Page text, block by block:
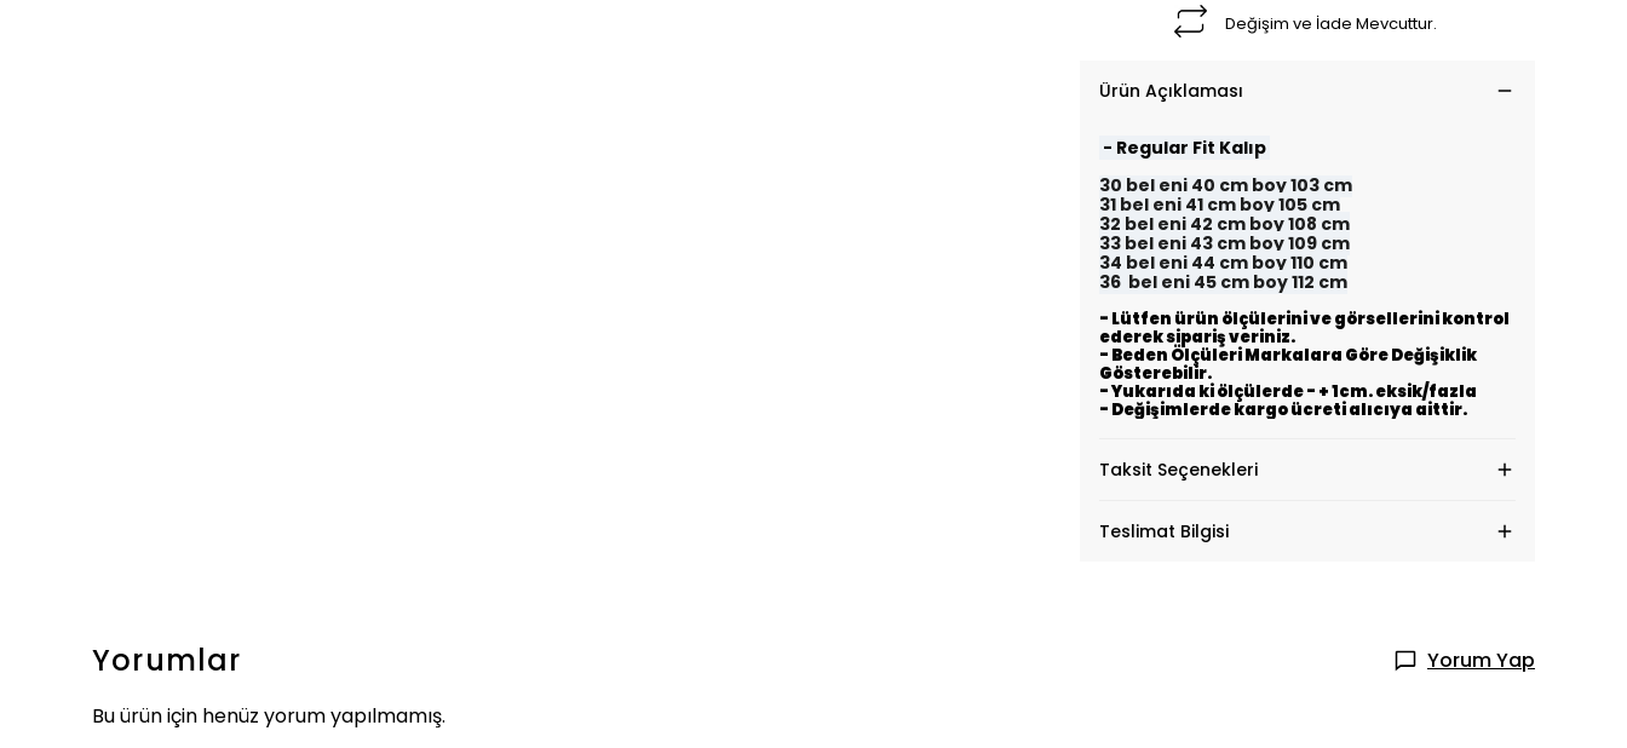
Değişim ve İade Mevcuttur.
Ürün Açıklaması
- Regular Fit Kalıp
30 bel eni 40 cm boy 103 cm
31 bel eni 41 cm boy 105 cm
32 bel eni 42 cm boy 108 cm
33 bel eni 43 cm boy 109 cm
34 bel eni 44 cm boy 110 cm
36 bel eni 45 cm boy 112 cm
- Lütfen ürün ölçülerini ve görsellerini kontrol
ederek sipariş veriniz.
- Beden Ölçüleri Markalara Göre Değişiklik
Gösterebilir.
- Yukarıda ki ölçülerde - + 1cm. eksik/fazla
- Değişimlerde kargo ücreti alıcıya aittir.
Taksit Seçenekleri
Teslimat Bilgisi
Yorumlar
Yorum Yap
Bu ürün için henüz yorum yapılmamış.